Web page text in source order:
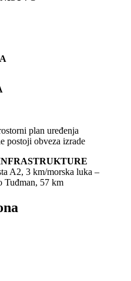
plan uređenja
postoji obveza izrade
A2, 3 km/morska luka –
Tuđman, 57 km